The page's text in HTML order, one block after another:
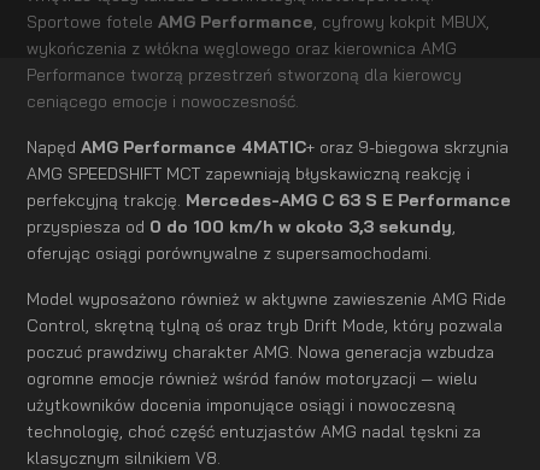
Sportowe foteleAMG Performance , cyfrowy kokpit MBUX,
wykończenia z włókna węglowego oraz kierownica AMG
Performance tworzą przestrzeń stworzoną dla kierowcy
ceniącego emocje i nowoczesność.
NapędAMG Performance 4MATIC+ oraz 9-biegowa skrzynia
AMG SPEEDSHIFT MCT zapewniają błyskawiczną reakcję i
perfekcyjną trakcję. Mercedes-AMG C 63 S E Performance
przyspiesza od 0 do 100 km/h w około 3,3 sekundy
oferując osiągi porównywalne z supersamochodami.
Model wyposażono również w aktywne zawieszenie AMG Ride
Control, skrętną tylną oś oraz tryb Drift Mode, który pozwala
poczuć prawdziwy charakter AMG. Nowa generacja wzbudza
ogromne emocje również wśród fanów motoryzacji — wielu
użytkowników docenia imponujące osiągi i nowoczesną
technologię, choć część entuzjastów AMG nadal tęskni za
klasycznym silnikiem V8.